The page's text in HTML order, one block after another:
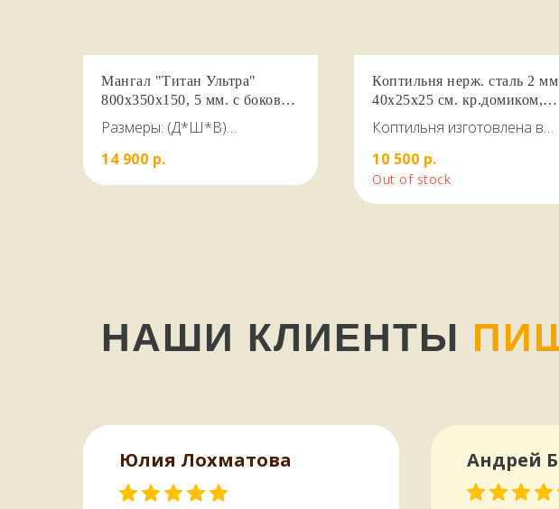
Мангал "Титан Ультра"
800х350х150, 5 мм. с боковой
полкой и полкой для дров
КСТ
Размеры: (Д*Ш*В)
800*350*860 вес 31 кг, сталь
5мм ГОСТ, на 13 шампуров
14 900 р.
Коптильня нерж. сталь 2
40х25х25 см. кр.домиком,
гидрозатвор
Коптильня изготовлена в
виде домика, из
качественной зеркальной
10 500 р.
Out of stock
НАШИ КЛИЕНТЫ
Юлия Лохматова Андрей